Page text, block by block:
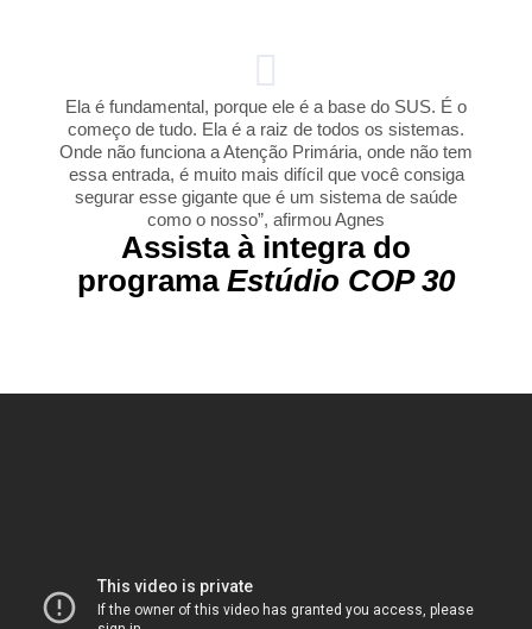
Ela é fundamental, porque ele é a base do SUS. É o
começo de tudo. Ela é a raiz de todos os sistemas.
Onde não funciona a Atenção Primária, onde não tem
essa entrada, é muito mais difícil que você consiga
segurar esse gigante que é um sistema de saúde
como o nosso”, afirmou Agnes
Assista à integra do
programa Estúdio COP 30